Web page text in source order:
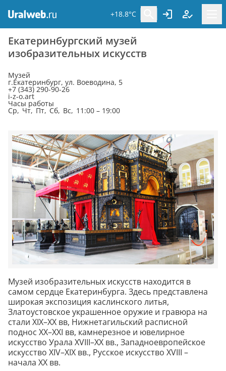
+18.8°C
Екатеринбургский музей
изобразительных искусств
Музей
г.Екатеринбург, ул. Воеводина, 5
+7 (343) 290-90-26
i-z-o.art
Часы работы
Ср, Чт, Пт, Сб, Вс, 11:00 – 19:00
Музей изобразительных искусств находится в
самом сердце Екатеринбурга. Здесь представлена
широкая экспозиция каслинского литья,
Златоустовское украшенное оружие и гравюра на
стали XIX–XX вв, Нижнетагильский расписной
поднос XX–XXI вв, камнерезное и ювелирное
искусство Урала XVIII–XX вв., Западноевропейское
искусство XIV–XIX вв., Русское искусство XVIII –
начала XX вв.